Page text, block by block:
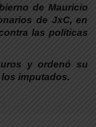
de Mauricio
de JxC, en
las políticas
y ordenó su
imputados.